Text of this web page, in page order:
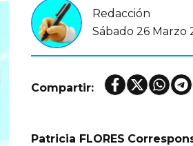
Redacción
Sábado 26 Marzo
Compartir:
Patricia FLORES